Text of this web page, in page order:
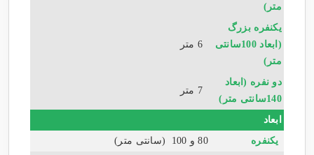
متر)
یکنفره بزرگ
(ابعاد 100سانتی
متر)
6 متر
دو نفره (ابعاد
140سانتی متر)
7 متر
ابعاد
یکنفره
80 و 100 (سانتی متر)